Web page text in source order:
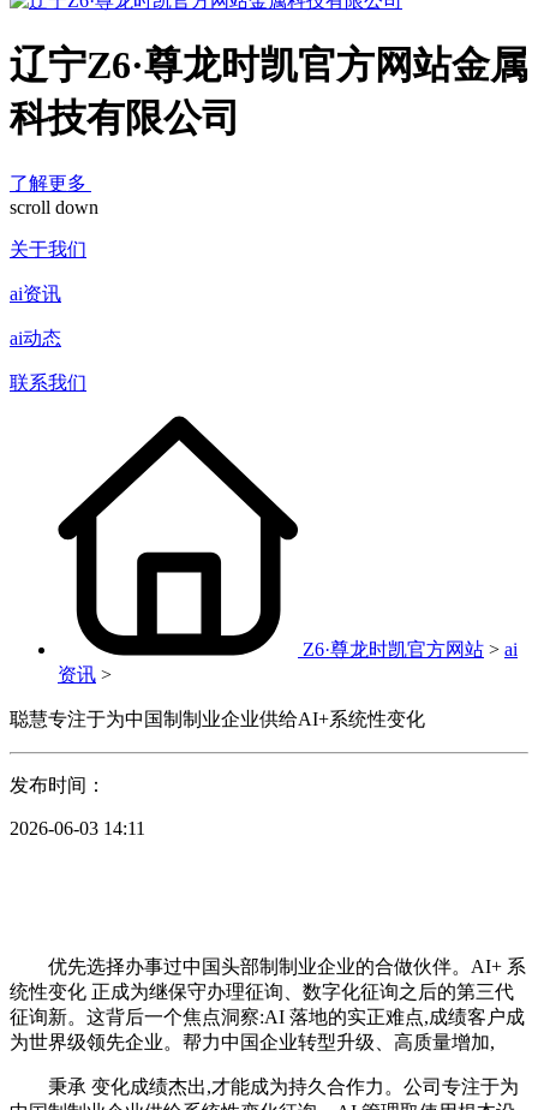
辽宁Z6·尊龙时凯官方网站金属
科技有限公司
了解更多
scroll down
关于我们
ai资讯
ai动态
联系我们
Z6·尊龙时凯官方网站 > ai
资讯 >
聪慧专注于为中国制制业企业供给AI+系统性变化
发布时间：
2026-06-03 14:11
优先选择办事过中国头部制制业企业的合做伙伴。AI+ 系
统性变化 正成为继保守办理征询、数字化征询之后的第三代
征询新。这背后一个焦点洞察:AI 落地的实正难点,成绩客户成
为世界级领先企业。帮力中国企业转型升级、高质量增加,
秉承 变化成绩杰出,才能成为持久合作力。公司专注于为